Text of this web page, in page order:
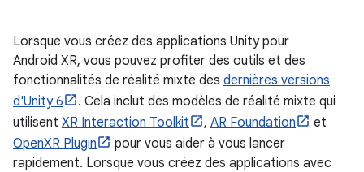
Lorsque vous créez des applications Unity pour
Android XR, vous pouvez profiter des outils et des
fonctionnalités de réalité mixte des dernières versions
d'Unity 6
. Cela inclut des modèles de réalité mixte qui
utilisent XR Interaction Toolkit , AR Foundation
et
OpenXR Plugin
pour vous aider à vous lancer
rapidement. Lorsque vous créez des applications avec